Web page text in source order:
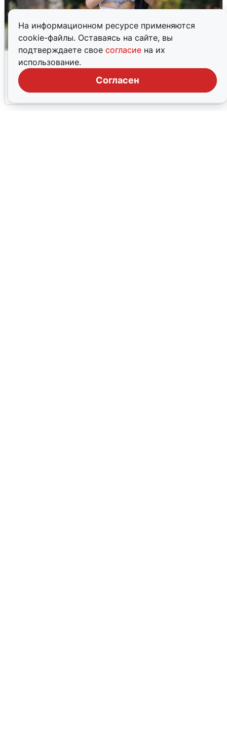
На информационном ресурсе применяются
cookie-файлы. Оставаясь на сайте, вы
подтверждаете свое согласие на их
использование.
Согласен
Волгоградцы остались без
мобильного интернета
6 августа 0